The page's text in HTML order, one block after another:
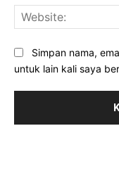
Simpan nama,
untuk lain kali saya